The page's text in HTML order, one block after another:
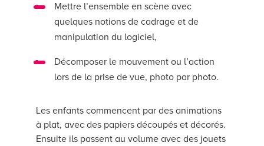
Mettre l’ensemble en scène avec
quelques notions de cadrage et de
manipulation du logiciel,
Décomposer le mouvement ou l’action
lors de la prise de vue, photo par photo.
Les enfants commencent par des animations
à plat, avec des papiers découpés et décorés.
Ensuite ils passent au volume avec des jouets